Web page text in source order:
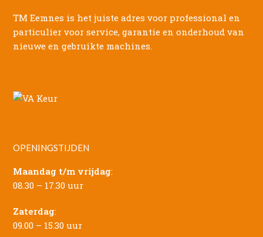
TM Eemnes is het juiste adres voor professional en
particulier voor service, garantie en onderhoud van
nieuwe en gebruikte machines.
OPENINGSTIJDEN
Maandag t/m vrijdag:
08.30 – 17.30 uur
Zaterdag:
09.00 – 15.30 uur